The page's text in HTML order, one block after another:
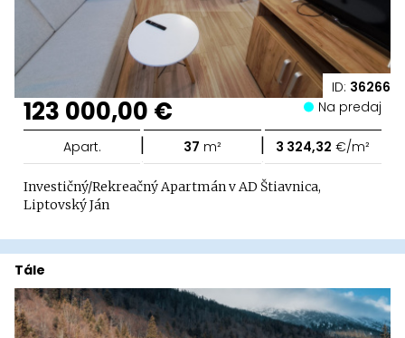
ID: 36266
123 000,00 € Na predaj
Apart. | 37 m² | 3 324,32 €/m²
Investičný/Rekreačný Apartmán v AD Štiavnica,
Liptovský Ján
Tále